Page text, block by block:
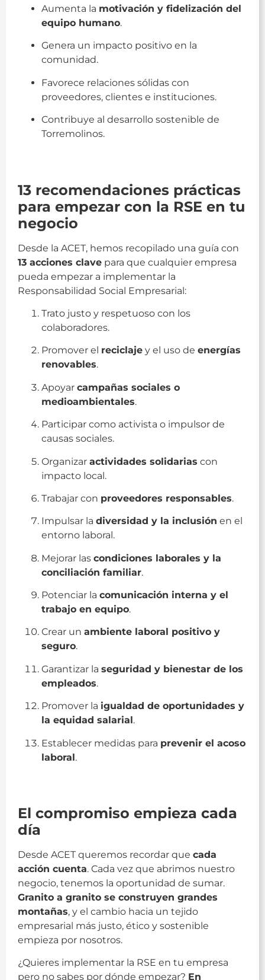
Aumenta la motivación y fidelización del
equipo humano.
Genera un impacto positivo en la
comunidad.
Favorece relaciones sólidas con
proveedores, clientes e instituciones.
Contribuye al desarrollo sostenible de
Torremolinos.
13 recomendaciones prácticas
para empezar con la RSE en tu
negocio
Desde la ACET, hemos recopilado una guía con
13 acciones clave para que cualquier empresa
pueda empezar a implementar la
Responsabilidad Social Empresarial:
Trato justo y respetuoso con los
colaboradores.
Promover el reciclaje y el uso de energías
renovables.
Apoyar campañas sociales o
medioambientales.
Participar como activista o impulsor de
causas sociales.
Organizar actividades solidarias con
impacto local.
Trabajar con proveedores responsables.
Impulsar la diversidad y la inclusión en el
entorno laboral.
Mejorar las condiciones laborales y la
conciliación familiar.
Potenciar la comunicación interna y el
trabajo en equipo.
Crear un ambiente laboral positivo y
seguro.
Garantizar la seguridad y bienestar de los
empleados.
Promover la igualdad de oportunidades y
la equidad salarial.
Establecer medidas para prevenir el acoso
laboral.
El compromiso empieza cada
día
Desde ACET queremos recordar que cada
acción cuenta. Cada vez que abrimos nuestro
negocio, tenemos la oportunidad de sumar.
Granito a granito se construyen grandes
montañas, y el cambio hacia un tejido
empresarial más justo, ético y sostenible
empieza por nosotros.
¿Quieres implementar la RSE en tu empresa
pero no sabes por dónde empezar? En